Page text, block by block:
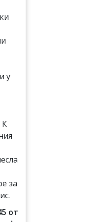
у
К
за
от